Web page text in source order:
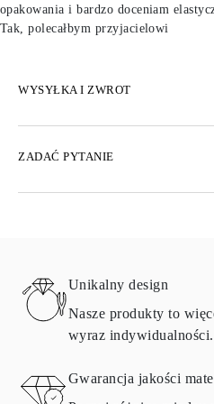
opakowania i bardzo doceniam
Tak, polecałbym przyjacielowi
WYSYŁKA I ZWROT
Dostępne są również opcje
Aby uzyskać szczegółowe
kosztów i czasu dostawy,
pytaniamidotyczącymi dostawy
ZWRÓĆ I WYMIEŃ
ZADAĆ PYTANIE
Unikalny design
Nasze produkty to
wyraz indywidualności.
Gwarancja jakości